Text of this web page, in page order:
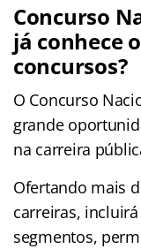
Concurso
já conhece
concursos?
O Concurso
grande
na carreira
Ofertando mais
carreiras,
segmentos,